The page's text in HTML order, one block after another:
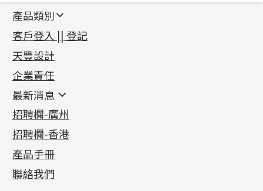
導
覽
文
章:
產品類別
新產品
足金系列
足金配件
機織鏈系列
珠仔鏈
镶口链
管狀網鏈
十字車花鏈系列
十字閃O鏈系列
十字錘打鏈系列
側身車花鏈系列
側身鏈系列
首飾配件
耳環類配件
卷迫系列
螺絲迫系列
梅花迫系列
平臺迫系列
綫拍系列
美拍系列
鏈類配件
動感車花吊墜
調節珠系列
生圈扣系列
龍蝦扣系列
鴨俐制系列
其他類配件
珠盤系列
袖口鈕系列
焊片及鐳射綫
空心車花管
珠類配件
無孔光身珠
空心光身珠
無孔批花珠
鑲口類
四爪頭系列
六爪頭系列
車花片
動感車花片
鑲口戒指
鑲口手鏈系列
首飾系列
手镯系列
戒指系列
空心耳環
空心车花管首饰链
空心手鐲系列
貴金屬原料
千足金
記憶金屬系列
記憶戒指
拉簧珠珠手鏈
記憶鈦手鐲
客戶登入 || 登記
天豐設計
企業責任
最新消息
最新消息
各項證書(2)
相片集(9)
展覽會資訊
最新產品資訊
招聘欄-廣州
招聘欄-香港
產品手冊
聯絡我們